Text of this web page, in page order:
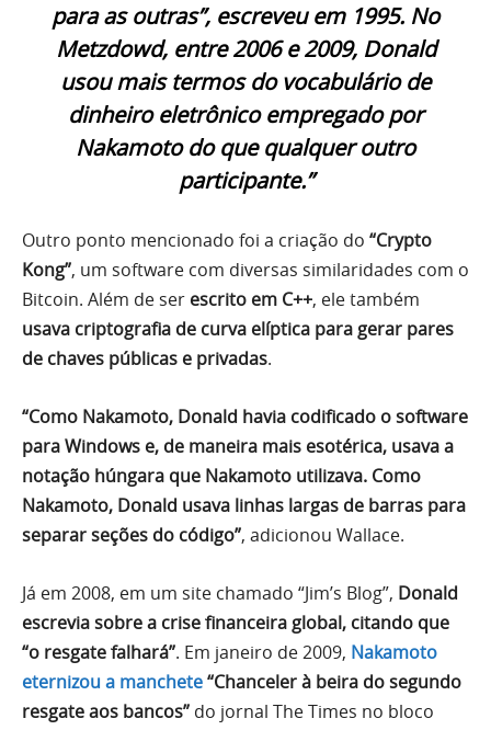
para as outras”, escreveu em 1995. No
Metzdowd, entre 2006 e 2009, Donald
usou mais termos do vocabulário de
dinheiro eletrônico empregado por
Nakamoto do que qualquer outro
participante.”
Outro ponto mencionado foi a criação do “Crypto
Kong”, um software com diversas similaridades com o
Bitcoin. Além de ser escrito em C++, ele também
usava criptografia de curva elíptica para gerar pares
de chaves públicas e privadas.
“Como Nakamoto, Donald havia codificado o software
para Windows e, de maneira mais esotérica, usava a
notação húngara que Nakamoto utilizava. Como
Nakamoto, Donald usava linhas largas de barras para
separar seções do código”, adicionou Wallace.
Já em 2008, em um site chamado “Jim’s Blog”, Donald
escrevia sobre a crise financeira global, citando que
“o resgate falhará”. Em janeiro de 2009, Nakamoto
eternizou a manchete“Chanceler à beira do segundo
resgate aos bancos” do jornal The Times no bloco